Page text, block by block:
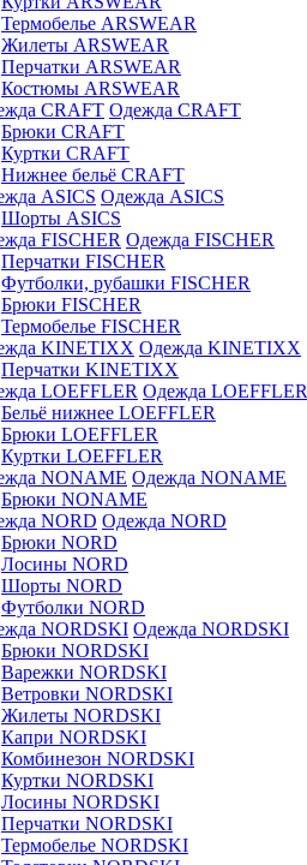
Термобелье ARSWEAR
Жилеты ARSWEAR
Перчатки ARSWEAR
Костюмы ARSWEAR
Одежда CRAFT
Брюки CRAFT
Куртки CRAFT
Нижнее бельё CRAFT
Одежда ASICS
Шорты ASICS
Одежда FISCHER
Перчатки FISCHER
Футболки, рубашки FISCHER
Брюки FISCHER
Термобелье FISCHER
Одежда KINETIXX
Перчатки KINETIXX
Одежда LOEFFLER
Бельё нижнее LOEFFLER
Брюки LOEFFLER
Куртки LOEFFLER
Одежда NONAME
Брюки NONAME
Одежда NORD
Брюки NORD
Лосины NORD
Шорты NORD
Футболки NORD
Одежда NORDSKI
Брюки NORDSKI
Варежки NORDSKI
Ветровки NORDSKI
Жилеты NORDSKI
Капри NORDSKI
Комбинезон NORDSKI
Куртки NORDSKI
Лосины NORDSKI
Перчатки NORDSKI
Термобелье NORDSKI